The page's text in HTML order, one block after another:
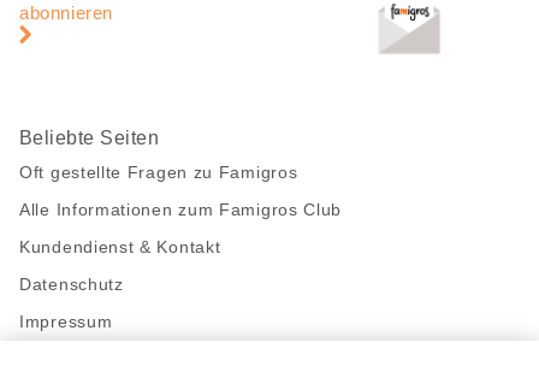
abonnieren
Beliebte Seiten
Oft gestellte Fragen zu Famigros
Alle Informationen zum Famigros Club
Kundendienst & Kontakt
Datenschutz
Impressum